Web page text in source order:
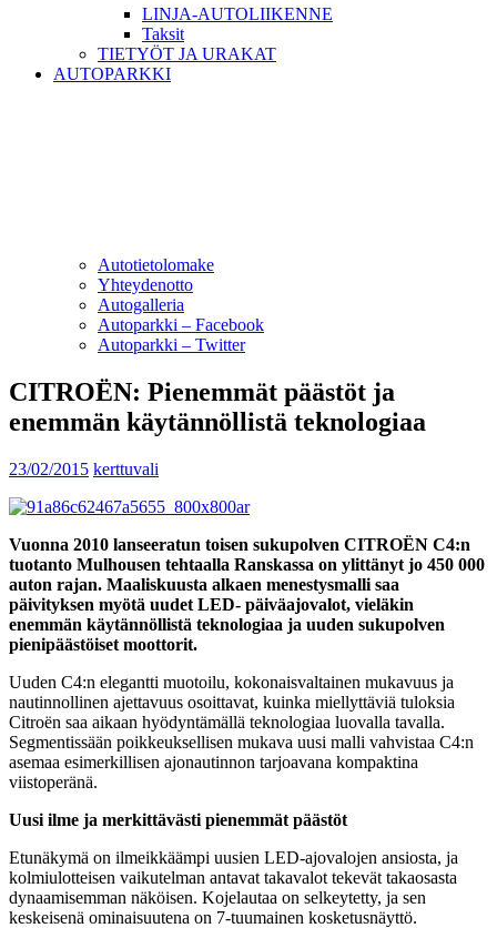
LINJA-AUTOLIIKENNE
Taksit
TIETYÖT JA URAKAT
AUTOPARKKI
Autotietolomake
Yhteydenotto
Autogalleria
Autoparkki – Facebook
Autoparkki – Twitter
CITROËN: Pienemmät päästöt ja
enemmän käytännöllistä teknologiaa
23/02/2015 kerttuvali
Vuonna 2010 lanseeratun toisen sukupolven CITROËN C4:n
tuotanto Mulhousen tehtaalla Ranskassa on ylittänyt jo 450 000
auton rajan. Maaliskuusta alkaen menestysmalli saa
päivityksen myötä uudet LED- päiväajovalot, vieläkin
enemmän käytännöllistä teknologiaa ja uuden sukupolven
pienipäästöiset moottorit.
Uuden C4:n elegantti muotoilu, kokonaisvaltainen mukavuus ja
nautinnollinen ajettavuus osoittavat, kuinka miellyttäviä tuloksia
Citroën saa aikaan hyödyntämällä teknologiaa luovalla tavalla.
Segmentissään poikkeuksellisen mukava uusi malli vahvistaa C4:n
asemaa esimerkillisen ajonautinnon tarjoavana kompaktina
viistoperänä.
Uusi ilme ja merkittävästi pienemmät päästöt
Etunäkymä on ilmeikkäämpi uusien LED-ajovalojen ansiosta, ja
kolmiulotteisen vaikutelman antavat takavalot tekevät takaosasta
dynaamisemman näköisen. Kojelautaa on selkeytetty, ja sen
keskeisenä ominaisuutena on 7-tuumainen kosketusnäyttö.